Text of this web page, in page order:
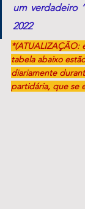
um verdadeiro
2022
*(ATUALIZAÇÃO:
tabela abaixo
diariamente
partidária, que se